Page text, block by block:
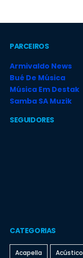
PARCEIROS
Armivaldo News
Bué De Música
Música Em Destak
Samba SA Muzik
SEGUIDORES
CATEGORIAS
Acapella Acústico